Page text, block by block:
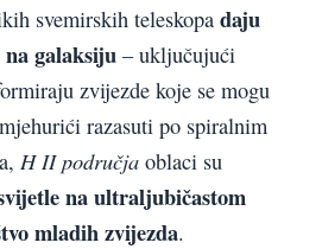
svemirskih teleskopa daju
na galaksiju – uključujući
zvijezde koje se mogu
razasuti po spiralnim
H II područja oblaci su
na ultraljubičastom
mladih zvijezda.